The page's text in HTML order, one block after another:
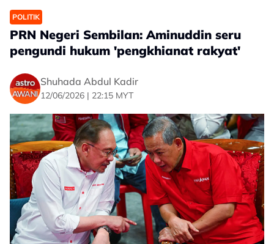
POLITIK
PRN Negeri Sembilan: Aminuddin seru
pengundi hukum 'pengkhianat rakyat'
Shuhada Abdul Kadir
12/06/2026 | 22:15 MYT